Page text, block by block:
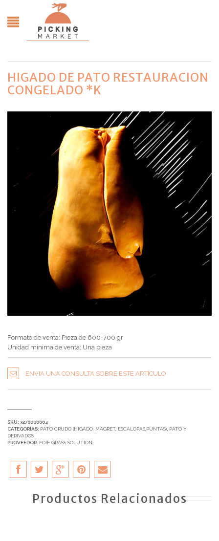
HIGADO DE PATO RESTAURACION
CONGELADO *K
Formato de venta: Pieza de 600-700 gr
Unidad minima de venta: Una pieza
ENVIA UNA CONSULTA SOBRE ESTE ARTÍCULO
SKU: 3270000004
CATEGORÍAS: PATO CRUDO (HIGADO, MAGRET, ESCALOPAS,PUNTAS) PATO Y
DERIVADOS
PROVEEDOR: FOIE GRASS SOLUTION
Productos Relacionados